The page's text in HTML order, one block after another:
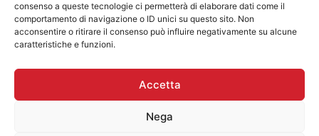
consenso a queste tecnologie ci permetterà di elaborare dati come il
comportamento di navigazione o ID unici su questo sito. Non
acconsentire o ritirare il consenso può influire negativamente su alcune
caratteristiche e funzioni.
Accetta
Nega
Invia
OBBLIGHI INFORMATIVI PER LE EROGAZIONI PUBBLICHE: GLI
AIUTI DI STATO E GLI AIUTI "DE MINIMIS" RICEVUTI
SONO CONTENUTI NEL REGISTRO NAZIONALE DEGLI AIUTI DI
CUI ALL'ART.52 DL. N. 234 DEL 2012